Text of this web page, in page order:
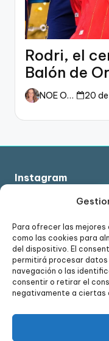
Para ofrecer las
como las cookies para
del dispositivo. El
permitirá procesar
navegación o las
consentir o retirar el
negativamente a
Rodri, el
Balón de
dueño del
NOE ORTIZ 20
Instagram